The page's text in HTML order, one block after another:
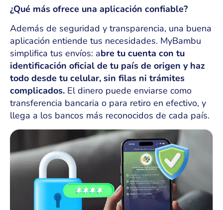
¿Qué más ofrece una aplicación confiable?
Además de seguridad y transparencia, una buena
aplicación entiende tus necesidades. MyBambu
simplifica tus envíos: abre tu cuenta con tu
identificación oficial de tu país de origen y haz
todo desde tu celular, sin filas ni trámites
complicados. El dinero puede enviarse como
transferencia bancaria o para retiro en efectivo, y
llega a los bancos más reconocidos de cada país.